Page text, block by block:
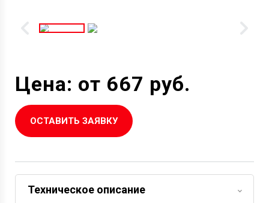
Цена: от 667 руб.
ОСТАВИТЬ ЗАЯВКУ
Техническое описание